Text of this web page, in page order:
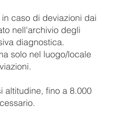
caso di deviazioni dai
nell'archivio degli
diagnostica.
solo nel luogo/locale
altitudine, fino a 8.000